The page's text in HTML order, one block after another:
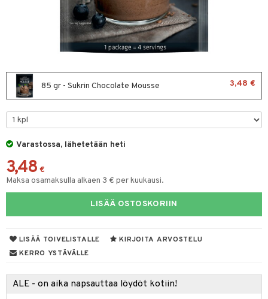
85 gr - Sukrin Chocolate Mousse 3,48 €
Varastossa, lähetetään heti
3,48 €
Maksa osamaksulla alkaen 3 € per kuukausi.
LISÄÄ OSTOSKORIIN
LISÄÄ TOIVELISTALLE
KIRJOITA ARVOSTELU
KERRO YSTÄVÄLLE
ALE - on aika napsauttaa löydöt kotiin!
& kynnet